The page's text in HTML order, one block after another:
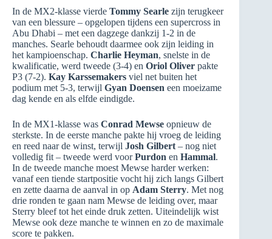
In de MX2-klasse vierde Tommy Searle zijn terugkeer
van een blessure – opgelopen tijdens een supercross in
Abu Dhabi – met een dagzege dankzij 1-2 in de
manches. Searle behoudt daarmee ook zijn leiding in
het kampioenschap. Charlie Heyman, snelste in de
kwalificatie, werd tweede (3-4) en Oriol Oliver pakte
P3 (7-2). Kay Karssemakers viel net buiten het
podium met 5-3, terwijl Gyan Doensen een moeizame
dag kende en als elfde eindigde.
In de MX1-klasse was Conrad Mewse opnieuw de
sterkste. In de eerste manche pakte hij vroeg de leiding
en reed naar de winst, terwijl Josh Gilbert – nog niet
volledig fit – tweede werd voorPurdon en Hammal.
In de tweede manche moest Mewse harder werken:
vanaf een tiende startpositie vocht hij zich langs Gilbert
en zette daarna de aanval in op Adam Sterry. Met nog
drie ronden te gaan nam Mewse de leiding over, maar
Sterry bleef tot het einde druk zetten. Uiteindelijk wist
Mewse ook deze manche te winnen en zo de maximale
score te pakken.